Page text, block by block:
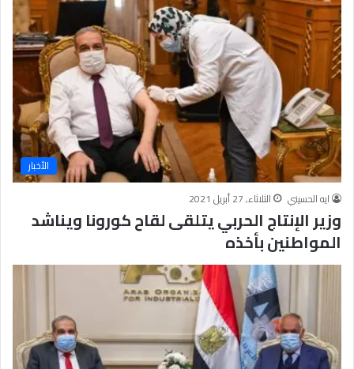
الأخبار
ايه الحسيني
الثلاثاء, 27 أبريل 2021
وزير الإنتاج الحربي يتلقى لقاح كورونا ويناشد
المواطنين بأخذه